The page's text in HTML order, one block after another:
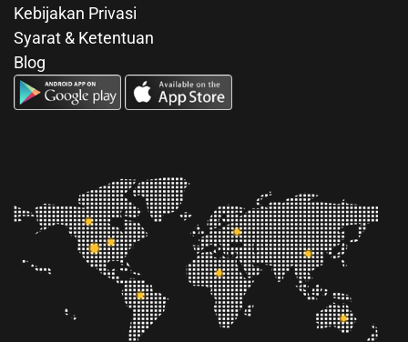
Kebijakan Privasi
Syarat & Ketentuan
Blog